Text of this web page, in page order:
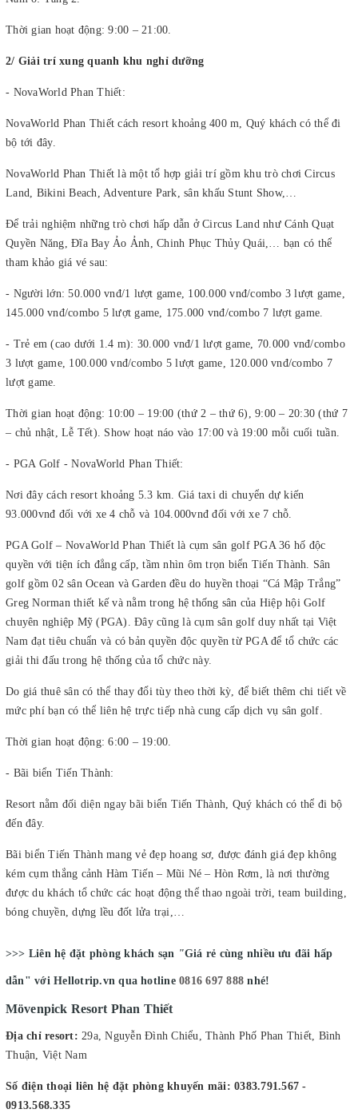
Thời gian hoạt động: 9:00 – 21:00.
2/ Giải trí xung quanh khu nghỉ dưỡng
- NovaWorld Phan Thiết:
NovaWorld Phan Thiết cách resort khoảng 400 m, Quý khách có thể đi
bộ tới đây.
NovaWorld Phan Thiết là một tổ hợp giải trí gồm khu trò chơi Circus
Land, Bikini Beach, Adventure Park, sân khấu Stunt Show,…
Để trải nghiệm những trò chơi hấp dẫn ở Circus Land như Cánh Quạt
Quyền Năng, Đĩa Bay Ảo Ảnh, Chinh Phục Thủy Quái,… bạn có thể
tham khảo giá vé sau:
- Người lớn: 50.000 vnđ/1 lượt game, 100.000 vnđ/combo 3 lượt game,
145.000 vnđ/combo 5 lượt game, 175.000 vnđ/combo 7 lượt game.
- Trẻ em (cao dưới 1.4 m): 30.000 vnđ/1 lượt game, 70.000 vnđ/combo
3 lượt game, 100.000 vnđ/combo 5 lượt game, 120.000 vnđ/combo 7
lượt game.
Thời gian hoạt động: 10:00 – 19:00 (thứ 2 – thứ 6), 9:00 – 20:30 (thứ 7
– chủ nhật, Lễ Tết). Show hoạt náo vào 17:00 và 19:00 mỗi cuối tuần.
- PGA Golf - NovaWorld Phan Thiết:
Nơi đây cách resort khoảng 5.3 km. Giá taxi di chuyển dự kiến
93.000vnđ đối với xe 4 chỗ và 104.000vnđ đối với xe 7 chỗ.
PGA Golf – NovaWorld Phan Thiết là cụm sân golf PGA 36 hố độc
quyền với tiện ích đẳng cấp, tầm nhìn ôm trọn biển Tiến Thành. Sân
golf gồm 02 sân Ocean và Garden đều do huyền thoại “Cá Mập Trắng”
Greg Norman thiết kế và nằm trong hệ thống sân của Hiệp hội Golf
chuyên nghiệp Mỹ (PGA). Đây cũng là cụm sân golf duy nhất tại Việt
Nam đạt tiêu chuẩn và có bản quyền độc quyền từ PGA để tổ chức các
giải thi đấu trong hệ thống của tổ chức này.
Do giá thuê sân có thể thay đổi tùy theo thời kỳ, để biết thêm chi tiết về
mức phí bạn có thể liên hệ trực tiếp nhà cung cấp dịch vụ sân golf.
Thời gian hoạt động: 6:00 – 19:00.
- Bãi biển Tiến Thành:
Resort nằm đối diện ngay bãi biển Tiến Thành, Quý khách có thể đi bộ
đến đây.
Bãi biển Tiến Thành mang vẻ đẹp hoang sơ, được đánh giá đẹp không
kém cụm thắng cảnh Hàm Tiến – Mũi Né – Hòn Rơm, là nơi thường
được du khách tổ chức các hoạt động thể thao ngoài trời, team building,
bóng chuyền, dựng lều đốt lửa trại,…
>>> Liên hệ đặt phòng khách sạn "Giá rẻ cùng nhiều ưu đãi hấp
dẫn" với Hellotrip.vn qua hotline0816 697 888 nhé!
Mövenpick Resort Phan Thiết
Địa chỉ resort: 29a, Nguyễn Đình Chiểu, Thành Phố Phan Thiết, Bình
Thuận, Việt Nam
Số điện thoại liên hệ đặt phòng khuyến mãi: 0383.791.567 -
0913.568.335